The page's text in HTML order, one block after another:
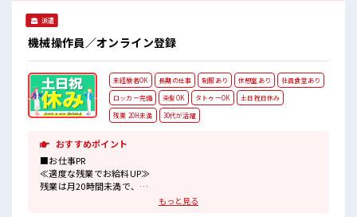
派遣
機械操作員／オンライン登録
未経験者OK 長期の仕事 制服あり 休憩室あり
社員食堂あり
ロッカー完備
染髪OK タトゥーOK
土日祝日休み
残業 20H未満
30代が活躍
おすすめポイント
■お仕事PR
≪適度な残業でお給料UP≫
残業は月20時間未満で、
もっと見る